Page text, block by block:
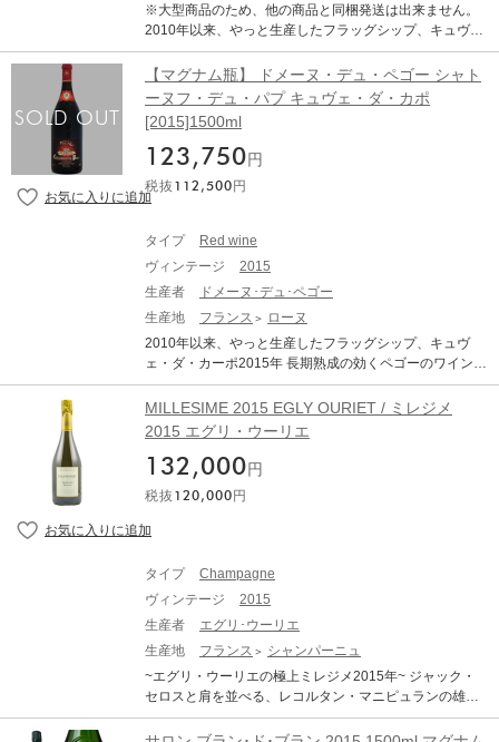
た樹の代わりに、ムールヴェードルを植えています。土
壌と下層土共に、石灰岩は多くなく、青く緻密な粘土が
で、荒々しく吹き荒れるミストラルは、果実の濃縮をも
たらします。収穫量は、15hL/ha。品種ごとに別々にタ
ンクで発酵させ、発酵後にサントネールにするかどうか
決めています。コンクリートタンクで3～4週間発酵後、
グルナッシュ・ノワールはタンク熟成、ムールヴェード
ルは古いバリックで18ヶ月熟成させます。グルナッシ
ュ・ノワールは十分な糖があり、樽から甘さや集約感を
移す必要が無いのでタンクで熟成させます。生産量は3,0
ルナッシュ・ノワールの真髄を表しています。「数週間
前、'89VTを父と飲みましたが、30年の熟成を経てやっ
と今飲み頃に差し掛かっていました。本当に驚くほどの
と、2019年に来日した際ファブリスは話していました。
「彼のシャトーヌフ・デュ・パプは、通常は出荷された
時から飲めるが、10～15年は熟成できる。キュヴェ・サ
ントネールは、1989年、1990年、1995年、1998年、20
00年、2001年、2003年に造られており、並外れた豪華
さと豊かさを持つワインであるが、若いうちも飲みやす
ンドレ・ブリュネルはシャトーヌフ＝デュ＝パープの輝
かしい希望の光のひとりである。」 ロバート・パーカ
ー Jr.「ワールド・グレイテスト・ワイン・エステイ
ト」（河出書房新社版より） ■2015年ヴィンテージ情報
数回の猛暑と時節柄の嵐に見舞われ、すでにあらゆる意
において寛大です。しかし、低収量で知られるこのアペ
ラシオンでは非常に珍しい、量的にも寛大である。 春は
降雨量(170mm)が季節の標準の範囲内でしたが、夏は乾
燥して暑く、何度か37℃を超えることもありました。6月
中旬から8月中旬にかけての累積降雨量は60mm未満でし
たが、日射量は6ヶ月間(4月から9月まで)で1941hに達
7％、ムールヴェードル3％、他合わせて20％（サンソ
ー、ヴァッカレーズ、テレ、クノワーズ、ピクプール、
ダン、ピカルダン） アルコール：15.5％ 平均樹齢：1
00年かそれ以上 土壌：砂質/石の多い土壌/赤色粘土質
醸造：葡萄は除梗せず、破砕してセメントの発酵槽に入
最小限の酒石酸とSO2を添加。圧搾した後、オークの大
樽で2年間熟成。サーブの適温：16～19℃ ■コメント■
暗く深みのある重厚な紫色。プラムやブラックベリーを
風味が香る。すっきりと焦点の定まった直線的で深みの
ある力強い味わいで、果実にしっかり溶け込んだタンニ
が飲み頃。リブアイ・ステーキやグリル肉、ジビエ、チ
ョコレートベースの料理と最高の相性。 ワインアドヴォ
ケイト：98点RobertParker #238 2018年9月1日 （飲み
頃：2020～2040年） 昨年も報告した通り、2015年のキ
ェ・レゼルヴほどに華やかな香りではないが、より力強
く凝縮感のある濃厚さを湛えている。実に芳醇なフルボ
ディで、ラズベリーの濃厚な果実味にシルキーなタンニ
ンを湛え、余韻の長い豊かな後味がどこまでも続く。美
しく柔らかな果実味がしっとりと優しく口内を満たし、
ロースト肉、ラヴェンダーの花、タイムのニュアンスが
ectator 2018年8月31日 （飲み頃：2020～2040年） ジュ
ェリー・ペースト、キルシュ、プラムジャムの風味を爽
やかな酸と生彩のある快活なタンニンが引き締める。後
味には、ローリエの葉やガリーグ、温かい石の香りが豊
し、深みのある長い余韻を生む。生産量830ケース。
※大型商品のため、他の商品と同梱発送は出来ません。
2010年以来、やっと生産したフラッグシップ、キュヴ
ェ・ダ・カーポ2015年 長期熟成の効くペゴーのワインは
セラーにいくら揃えても、決して後悔することはない。
パーカー氏も「もし見つけたら、必ず手に入れておくべ
き」と語るドメーヌ・デュペゴーの最高峰「キュヴェ・
ダ・カポ」。 Da Capoは演奏記号ダ・カーポからとった
もの。Da Capoに使われる葡萄は、樹齢約100年の砂質
土壌からは長い余韻を、樹齢80年の石ころのある土壌か
らは複雑さを引き出し、それぞれ、配合比率は約8：2。
10年、そして今回5年ぶりにリリースされた2015年もワ
インアドヴォケイト98ポイントと素晴らしい評価が与え
られました。樹齢100年の古樹から生まれるこのワイン
は、まさに『奇跡のワイン』と言えるでしょう。 ■テク
ニカル情報■ 産地：ローヌヴァレー南部AOCシャトーヌ
7％、ムールヴェードル3％、他合わせて20％（サンソ
ー、ヴァッカレーズ、テレ、クノワーズ、ピクプール、
ダン、ピカルダン） アルコール：15.5％ 平均樹齢：1
00年かそれ以上 土壌：砂質/石の多い土壌/赤色粘土質
れ、天然酵母で温度調節せず10日かけて自然発酵。必要
最小限の酒石酸とSO2を添加。圧搾した後、オークの大
暗く深みのある重厚な紫色。プラムやブラックベリーを
風味が香る。すっきりと焦点の定まった直線的で深みの
ある力強い味わいで、果実にしっかり溶け込んだタンニ
が飲み頃。リブアイ・ステーキやグリル肉、ジビエ、チ
ョコレートベースの料理と最高の相性。 ワインアドヴォ
ケイト：98点RobertParker #238 2018年9月1日 （飲み
頃：2020～2040年） 昨年も報告した通り、2015年のキ
ェ・レゼルヴほどに華やかな香りではないが、より力強
【マグナム瓶】 ドメーヌ・デュ・ペゴー シャト
ーヌフ・デュ・パプ キュヴェ・ダ・カポ
[2015]1500ml
123,750 円
税抜 112,500 円
タイプ
Red wine
ヴィンテージ
2015
生産者
ドメーヌ･デュ･ペゴー
生産地
フランス
ローヌ
2010年以来、やっと生産したフラッグシップ、キュヴ
ェ・ダ・カーポ2015年 長期熟成の効くペゴーのワインは
セラーにいくら揃えても、決して後悔することはない。
パーカー氏も「もし見つけたら、必ず手に入れておくべ
き」と語るドメーヌ・デュペゴーの最高峰「キュヴェ・
ダ・カポ」。 Da Capoは演奏記号ダ・カーポからとった
もの。Da Capoに使われる葡萄は、樹齢約100年の砂質
土壌からは長い余韻を、樹齢80年の石ころのある土壌か
らは複雑さを引き出し、それぞれ、配合比率は約8：2。
良年のみ作られます。1998、2000、2003、2007年、20
インアドヴォケイト98ポイントと素晴らしい評価が与え
られました。樹齢100年の古樹から生まれるこのワイン
は、まさに『奇跡のワイン』と言えるでしょう。 ■テク
ニカル情報■ 産地：ローヌヴァレー南部AOCシャトーヌ
フ・デュ・パプ 品種：グルナッシュ70％、シラー
ー、ヴァッカレーズ、テレ、クノワーズ、ピクプール、
クレレット、ブールブーラン、ルーサンヌ、ミュスカル
MILLESIME 2015 EGLY OURIET / ミレジメ
2015 エグリ・ウーリエ
132,000 円
税抜 120,000 円
タイプ
Champagne
ヴィンテージ
2015
生産者
エグリ･ウーリエ
生産地
フランス
シャンパーニュ
~エグリ・ウーリエの極上ミレジメ2015年~ ジャック・
セロスと肩を並べる、レコルタン・マニピュランの雄エ
グリ・ウーリエ。徹底した有機栽培と新樽発酵を行うそ
の独特な造りで、アンボネイを中心とした黒葡萄の美点